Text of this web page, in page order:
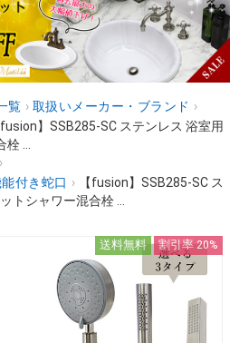
覧 › 取扱いメーカー・ブランド ›
fusion】SSB285-SC ステンレス 浴室用
...
›
付き蛇口 ›
【fusion】SSB285-SC ス
トシャワー混合栓 ...
送料無料 割引率 20%